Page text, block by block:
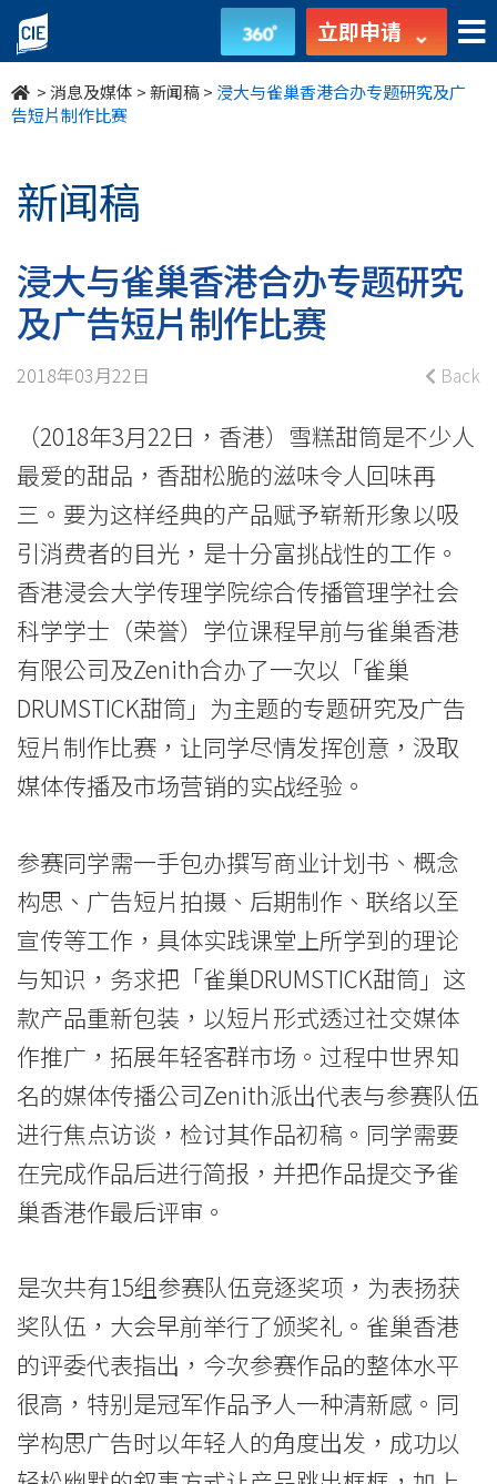
浸
大
与
巢
香
港
合
专
题
研
究
及
广
告
短
制
作
比
赛
学
院
消
国
际
学
立即申请
>消息及媒体 >新闻稿> 浸大与雀巢香港合办专题研究及广
告短片制作比赛
新闻稿
浸大与雀巢香港合办专题研究
及广告短片制作比赛
2018年03月22日 Back
（2018年3月22日，香港）雪糕甜筒是不少人
最爱的甜品，香甜松脆的滋味令人回味再
三。要为这样经典的产品赋予崭新形象以吸
引消费者的目光，是十分富挑战性的工作。
香港浸会大学传理学院综合传播管理学社会
科学学士（荣誉）学位课程早前与雀巢香港
有限公司及Zenith合办了一次以「雀巢
DRUMSTICK甜筒」为主题的专题研究及广告
短片制作比赛，让同学尽情发挥创意，汲取
媒体传播及市场营销的实战经验。
参赛同学需一手包办撰写商业计划书、概念
构思、广告短片拍摄、后期制作、联络以至
宣传等工作，具体实践课堂上所学到的理论
与知识，务求把「雀巢DRUMSTICK甜筒」这
款产品重新包装，以短片形式透过社交媒体
作推广，拓展年轻客群市场。过程中世界知
名的媒体传播公司Zenith派出代表与参赛队伍
进行焦点访谈，检讨其作品初稿。同学需要
在完成作品后进行简报，并把作品提交予雀
巢香港作最后评审。
是次共有15组参赛队伍竞逐奖项，为表扬获
奖队伍，大会早前举行了颁奖礼。雀巢香港
的评委代表指出，今次参赛作品的整体水平
很高，特别是冠军作品予人一种清新感。同
学构思广告时以年轻人的角度出发，成功以